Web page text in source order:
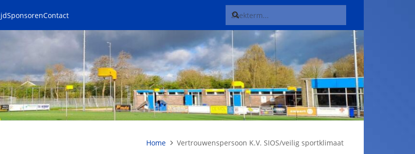
SponsorenContact
Home Vertrouwenspersoon K.V. SIOS/veilig sportklimaat